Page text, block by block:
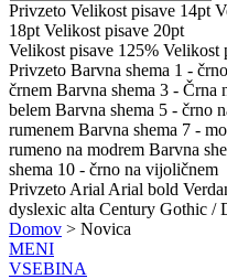
Privzeto Velikost pisave 14pt
18pt Velikost pisave 20pt
Velikost pisave 125% Velikost
Privzeto Barvna shema 1 -
črnem Barvna shema 3 - Črna
belem Barvna shema 5 - črno
rumenem Barvna shema 7 -
rumeno na modrem Barvna
shema 10 - črno na vijoličnem
Privzeto Arial Arial bold
dyslexic alta Century Gothic /
Domov > Novica
MENI
VSEBINA